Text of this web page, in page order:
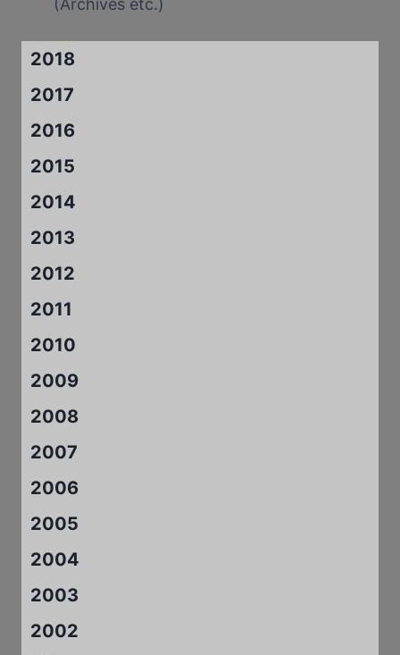
(Archives etc.)
2018
2017
2016
2015
2014
2013
2012
2011
2010
2009
2008
2007
2006
2005
2004
2003
2002